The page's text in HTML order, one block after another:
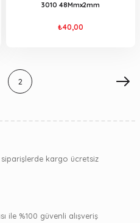
3010 48Mmx2mm
₺40,00
2
kargo ücretsiz
ile %100 güvenli alışveriş